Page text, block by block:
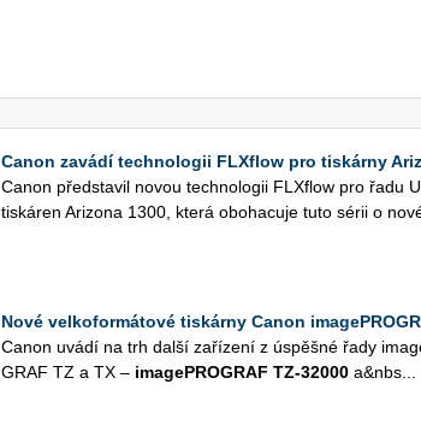
Canon zavádí technologii FLXflow pro tiskárny
Canon před­sta­vil novou tech­no­lo­gii FLX­flow pro řadu
tis­ká­ren Ari­zo­na 1300, která obo­ha­cu­je tuto sérii o nové
Nové velkoformátové tiskárny Canon
Canon uvádí na trh další za­ří­ze­ní z úspěš­né řady
GRAF TZ a TX – image­PRO­GRAF TZ-32000 a&nbs...